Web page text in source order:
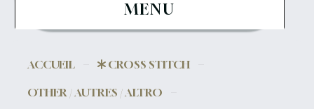
MENU
ACCUEIL
CROSS STITCH
OTHER / AUTRES / ALTRO